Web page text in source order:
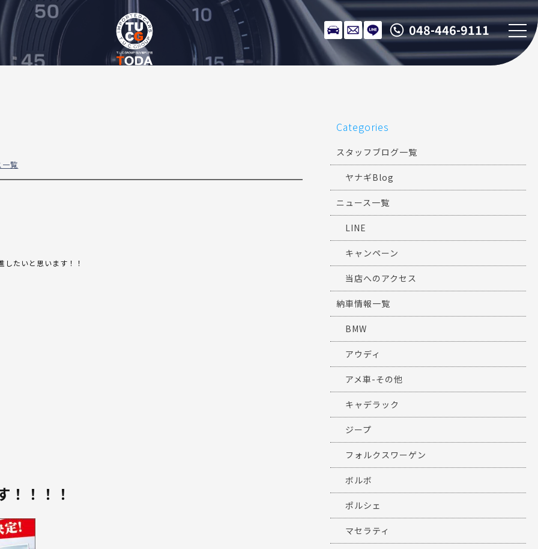
048-446-9111
一覧
たいと思います！！
！！！！
Categories
スタッフブログ一覧
ヤナギBlog
ニュース一覧
LINE
キャンペーン
当店へのアクセス
納車情報一覧
BMW
アウディ
アメ車-その他
キャデラック
ジープ
フォルクスワーゲン
ボルボ
ポルシェ
マセラティ